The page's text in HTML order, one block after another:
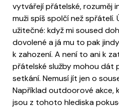
vytvářejí přátelské, rozuměj
muži spíš spolčí než spřátelí.
užitečné: když mi soused
dovolené a já mu to pak
k zahození. A není to ani k
přátelské služby mohou dát
setkání. Nemusí jít jen o
Například outdoorové akce,
jsou z tohoto hlediska